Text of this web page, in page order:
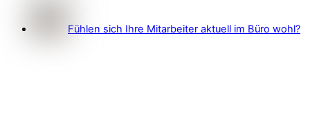
Fühlen sich Ihre Mitarbeiter aktuell im Büro wohl?